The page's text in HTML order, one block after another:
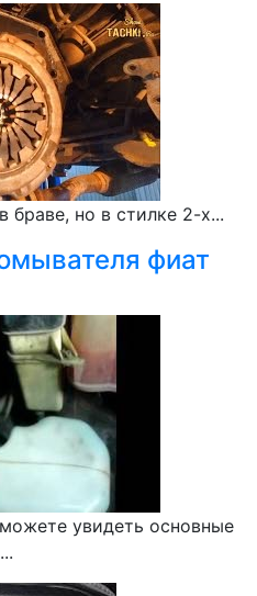
браве, но в стилке 2-х...
фиат
увидеть основные